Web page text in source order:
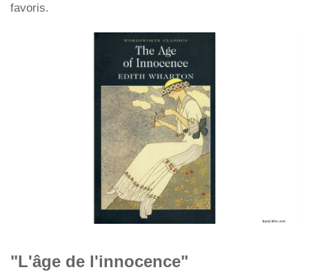
favoris.
"L'âge de l'innocence"